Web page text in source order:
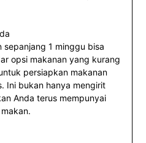
sepanjang 1 minggu bisa
opsi makanan yang kurang
persiapkan makanan
Ini bukan hanya mengirit
Anda terus mempunyai